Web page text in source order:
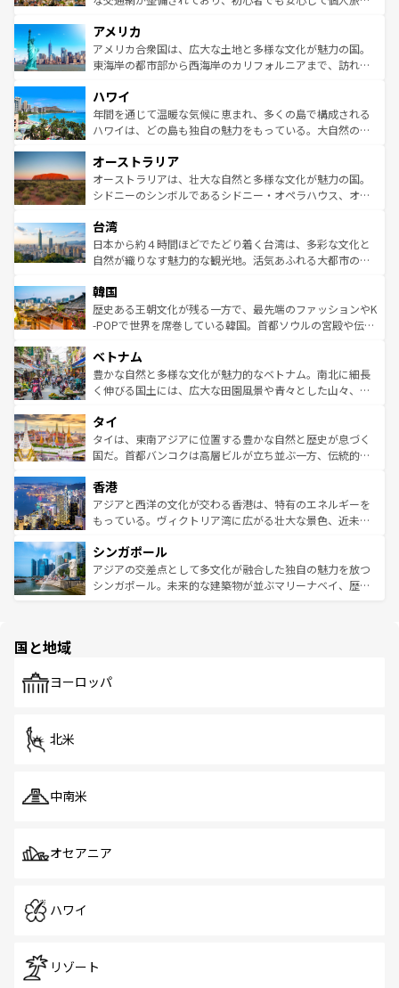
ンツ一覧を参照してほしい。
の建物がそのまま残る町や、スイスならではのユニークな
博物館もあり、アルプス観光だけでなく町歩きも満喫する
ことができる。国民の所得が高いため物価も高いが、旅行
ば市内交通費無料で観光を楽しむこともできる。 なお、新
着のスイス情報はコンテンツ一覧 を参照してほしい。
アメリカ
アメリカ合衆国は、広大な土地と多様な文化が魅力の国。
東海岸の都市部から西海岸のカリフォルニアまで、訪れる
のような巨大都市は、観光、ショッピング、エンターテイ
ンメントが詰まった刺激的なスポットだ。一方、アメリカ
西部には大自然が広がり、グランドキャニオンやイエロー
部のニューオーリンズでは、音楽と美食が融合した独特の
文化が魅力。旅行者はアメリカの各地域で異なる魅力を楽
しみながら、その多様性と豊かな歴史を感じることができ
ならではの贅沢な旅のスタイルだ。 なお、新着のアメリカ
情報はコンテンツ一覧を参照してほしい。
ハワイ
年間を通じて温暖な気候に恵まれ、多くの島で構成される
ハワイは、どの島も独自の魅力をもっている。大自然の神
ワイ島は見逃せない。また、定番の観光地といえばオアフ
島だが、静かな自然を求めるならマウイ島やカウアイ島が
おすすめ。エメラルドグリーンに輝く海をはじめ、豊かな
れるおもてなしの心で訪れる人々を迎えてくれるハワイの
人々、おいしいローカルフードやハワイアンミュージッ
ク、伝統的なフラダンスなど、すべてがハワイの魅力を彩
ワイを、存分に味わってほしい。 なお、新着のハワイ情報
はコンテンツ一覧を参照してほしい。
オーストラリア
オーストラリアは、壮大な自然と多様な文化が魅力の国。
シドニーのシンボルであるシドニー・オペラハウス、オー
リアリーフや大陸中央部にそびえるウルル（エアーズロッ
ク）、タスマニアの美しい原生林やケアンズの熱帯雨林な
ど、見どころがたくさん。また、カフェやワイン、オージ
いる。アクティビティも充実しており、サーフィンやダイ
ビング、ハイキングなど、アウトドア好きにはたまらな
い。オーストラリアの多彩な魅力を存分に味わいつくそ
参照してほしい。
台湾
日本から約４時間ほどでたどり着く台湾は、多彩な文化と
自然が織りなす魅力的な観光地。活気あふれる大都市の台
ン）、静ひつな山岳地帯である台湾東部など、都市の喧騒
と山間の静けさが共存しており、訪れる人に新しい発見と
驚きをもたらしてくれる。また、奥深い台湾の食文化も魅
容にもいいと評判のスイーツなど、バラエティ豊かな料理
が味わえる。 なお、新着の台湾情報は コンテンツ一覧を参
照してほしい。
韓国
歴史ある王朝文化が残る一方で、最先端のファッションやK
-POPで世界を席巻している韓国。首都ソウルの宮殿や伝統
き、地方に足を延ばせば四季折々の自然美を楽しむことが
できる。そして、キムチや焼肉、絶品のストリートフード
まで、さまざまな韓国料理が待っている。夜には、韓国な
リティに包まれながら、韓国の多彩な魅力を心ゆくまで味
わってみてほしい。 なお、新着の韓国情報はコンテンツ一
覧を参照してほしい。
ベトナム
豊かな自然と多様な文化が魅力的なベトナム。南北に細長
く伸びる国土には、広大な田園風景や青々とした山々、世
急速な発展と共に伝統が息づく。ハノイの古い町並みやホ
ーチミン市のフランス統治時代の建物も、独特の雰囲気を
醸し出している。また、バラエティの豊かさとおいしさで
とつ。フォーやバインミー、ベトナムコーヒーなどは、ぜ
ひ現地で味わいたい。どの地域を訪れてもあたたかい人々
が旅行者を迎えてくれるので、きっと忘れられない旅にな
参照してほしい。
タイ
タイは、東南アジアに位置する豊かな自然と歴史が息づく
国だ。首都バンコクは高層ビルが立ち並ぶ一方、伝統的な
の活気が交差している。北部ではチェンマイなどの山岳地
帯で自然と触れ合い、南部ではプーケットやクラビの美し
いビーチでリゾート気分を楽しむことができる。タイ料理
激する。気候は一年中温暖で、どの季節にも異なる楽しみ
が待っている。親しみやすいタイの人々、仏教を中心とし
た文化、そして多様な観光資源が、訪れる旅人を魅了し続
香港
アジアと西洋の文化が交わる香港は、特有のエネルギーを
もっている。ヴィクトリア湾に広がる壮大な景色、近未来
み、どこを訪れても感動するはず。観光スポットが密集し
ており、効率よく見どころを回れるのも魅力。息をのむよ
うな絶景から文化的な体験まで、香港を存分に楽しみ尽く
シンガポール
アジアの交差点として多文化が融合した独自の魅力を放つ
シンガポール。未来的な建築物が並ぶマリーナベイ、歴史
で、ホーカーズは地元の風情を楽しめる外せないスポット
国と地域
ヨーロッパ
北米
中南米
オセアニア
ハワイ
リゾート